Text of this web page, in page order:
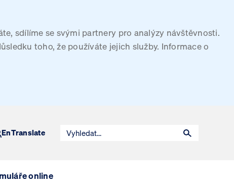
sdílíme se svými partnery pro analýzy návštěvnosti.
toho, že používáte jejich služby. Informace o
EnTranslate
online